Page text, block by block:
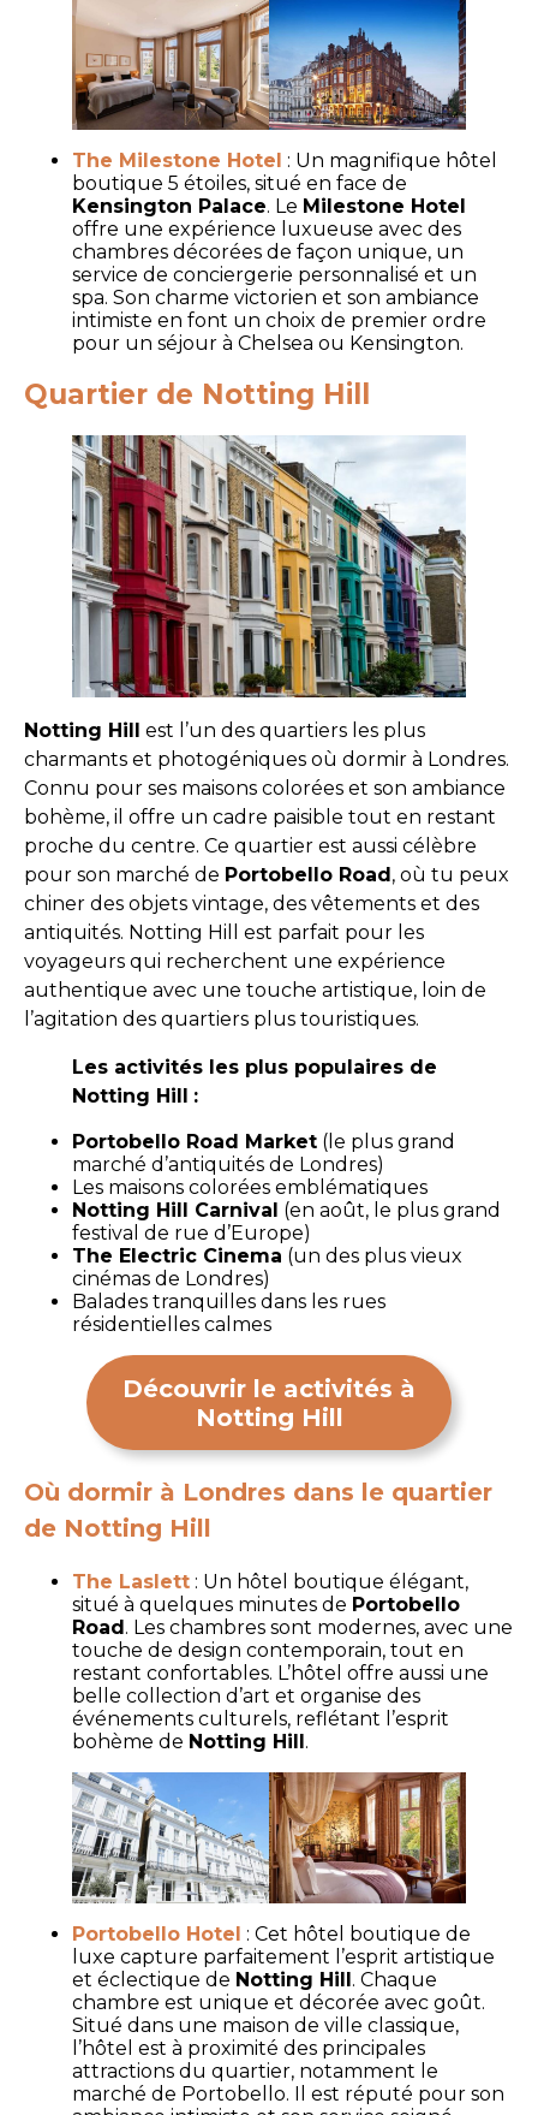
The Milestone Hotel : Un magnifique hôtel
boutique 5 étoiles, situé en face de
Kensington Palace. Le Milestone Hotel
offre une expérience luxueuse avec des
chambres décorées de façon unique, un
service de conciergerie personnalisé et un
spa. Son charme victorien et son ambiance
intimiste en font un choix de premier ordre
pour un séjour à Chelsea ou Kensington.
Quartier de Notting Hill
Notting Hill
est l’un des quartiers les plus
charmants et photogéniques où dormir à Londres.
Connu pour ses maisons colorées et son ambiance
bohème, il offre un cadre paisible tout en restant
proche du centre. Ce quartier est aussi célèbre
pour son marché de Portobello Road , où tu peux
chiner des objets vintage, des vêtements et des
antiquités. Notting Hill est parfait pour les
voyageurs qui recherchent une expérience
authentique avec une touche artistique, loin de
l’agitation des quartiers plus touristiques.
Les activités les plus populaires de
Notting Hill
:
Portobello Road Market (le plus grand
marché d’antiquités de Londres)
Les maisons colorées emblématiques
Notting Hill Carnival (en août, le plus grand
festival de rue d’Europe)
The Electric Cinema (un des plus vieux
cinémas de Londres)
Balades tranquilles dans les rues
résidentielles calmes
Découvrir le activités à
Notting Hill
Où dormir à Londres dans le quartier
de Notting Hill
The Laslett : Un hôtel boutique élégant,
situé à quelques minutes de Portobello
Road. Les chambres sont modernes, avec une
touche de design contemporain, tout en
restant confortables. L’hôtel offre aussi une
belle collection d’art et organise des
événements culturels, reflétant l’esprit
bohème de Notting Hill.
Portobello Hotel : Cet hôtel boutique de
luxe capture parfaitement l’esprit artistique
et éclectique de Notting Hill . Chaque
chambre est unique et décorée avec goût.
Situé dans une maison de ville classique,
l’hôtel est à proximité des principales
attractions du quartier, notamment le
marché de Portobello. Il est réputé pour son